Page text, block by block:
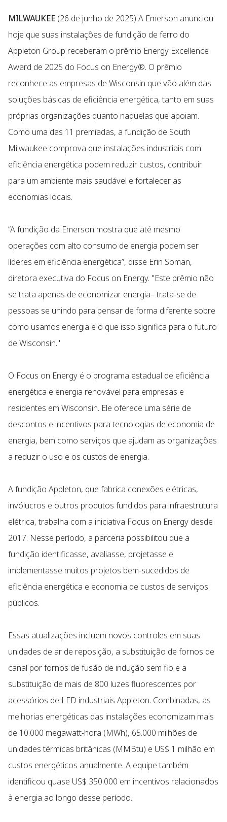
MILWAUKEE (26 de junho de 2025) A Emerson anunciou
hoje que suas instalações de fundição de ferro do
Appleton Group receberam o prêmio Energy Excellence
Award de 2025 do Focus on Energy®. O prêmio
reconhece as empresas de Wisconsin que vão além das
soluções básicas de eficiência energética, tanto em suas
próprias organizações quanto naquelas que apoiam.
Como uma das 11 premiadas, a fundição de South
Milwaukee comprova que instalações industriais com
eficiência energética podem reduzir custos, contribuir
para um ambiente mais saudável e fortalecer as
economias locais.
“A fundição da Emerson mostra que até mesmo
operações com alto consumo de energia podem ser
líderes em eficiência energética”, disse Erin Soman,
diretora executiva do Focus on Energy. "Este prêmio não
se trata apenas de economizar energia– trata-se de
pessoas se unindo para pensar de forma diferente sobre
como usamos energia e o que isso significa para o futuro
de Wisconsin."
O Focus on Energy é o programa estadual de eficiência
energética e energia renovável para empresas e
residentes em Wisconsin. Ele oferece uma série de
descontos e incentivos para tecnologias de economia de
energia, bem como serviços que ajudam as organizações
a reduzir o uso e os custos de energia.
A fundição Appleton, que fabrica conexões elétricas,
invólucros e outros produtos fundidos para infraestrutura
elétrica, trabalha com a iniciativa Focus on Energy desde
2017. Nesse período, a parceria possibilitou que a
fundição identificasse, avaliasse, projetasse e
implementasse muitos projetos bem-sucedidos de
eficiência energética e economia de custos de serviços
públicos.
Essas atualizações incluem novos controles em suas
unidades de ar de reposição, a substituição de fornos de
canal por fornos de fusão de indução sem fio e a
substituição de mais de 800 luzes fluorescentes por
acessórios de LED industriais Appleton. Combinadas, as
melhorias energéticas das instalações economizam mais
de 10.000 megawatt-hora (MWh), 65.000 milhões de
unidades térmicas britânicas (MMBtu) e US$ 1 milhão em
custos energéticos anualmente. A equipe também
identificou quase US$ 350.000 em incentivos relacionados
à energia ao longo desse período.